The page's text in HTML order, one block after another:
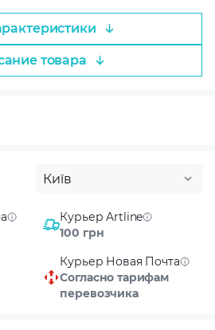
товара
Київ
Курьер Artline
100 грн
Курьер Новая Почта
Согласно тарифам
перевозчика